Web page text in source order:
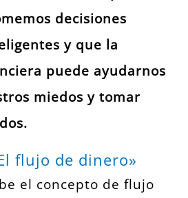
decisiones
y que la
puede ayudarnos
miedos y tomar
flujo de dinero»
el concepto de flujo